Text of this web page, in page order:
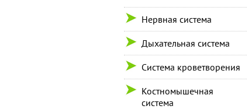
Нервная система
Дыхательная система
Система кроветворения
Костномышечная
система